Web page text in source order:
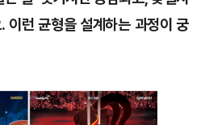
이런 균형을 설계하는 과정이 궁